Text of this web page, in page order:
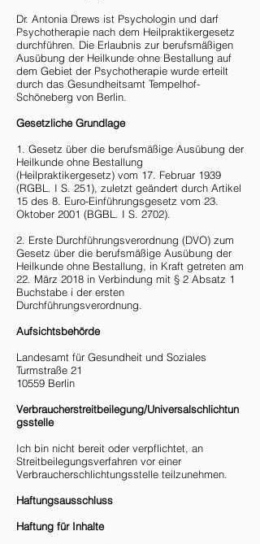
Dr. Antonia Drews ist Psychologin und darf
Psychotherapie nach dem Heilpraktikergesetz
durchführen. Die Erlaubnis zur berufsmäßigen
Ausübung der Heilkunde ohne Bestallung auf
dem Gebiet der Psychotherapie wurde erteilt
durch das Gesundheitsamt Tempelhof-
Schöneberg von Berlin.
Gesetzliche Grundlage
1. Gesetz über die berufsmäßige Ausübung der
Heilkunde ohne Bestallung
(Heilpraktikergesetz) vom 17. Februar 1939
(RGBL. I S. 251), zuletzt geändert durch Artikel
15 des 8. Euro-Einführungsgesetz vom 23.
Oktober 2001 (BGBL. I S. 2702).
2. Erste Durchführungsverordnung (DVO) zum
Gesetz über die berufsmäßige Ausübung der
Heilkunde ohne Bestallung, in Kraft getreten am
22. März 2018 in Verbindung mit § 2 Absatz 1
Buchstabe i der ersten
Durchführungsverordnung.
Aufsichtsbehörde
Landesamt für Gesundheit und Soziales
Turmstraße 21
10559 Berlin
Verbraucherstreitbeilegung/Universalschlichtun
gsstelle
Ich bin nicht bereit oder verpflichtet, an
Streitbeilegungsverfahren vor einer
Verbraucherschlichtungsstelle teilzunehmen.
Haftungsausschluss
Haftung für Inhalte